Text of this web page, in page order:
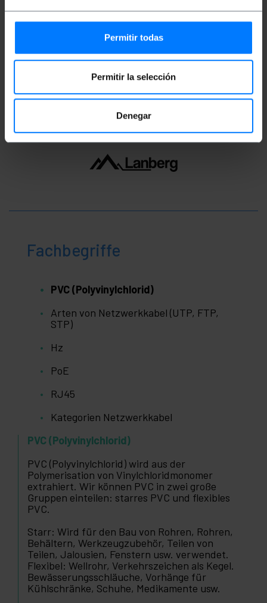
Permitir todas
Permitir la selección
Denegar
Gewicht: 91 g
Anzahl der Produkte: 1
Fachbegriffe
PVC (Polyvinylchlorid)
Arten von Netzwerkkabel (UTP, FTP,
STP)
Hz
PoE
RJ45
Kategorien Netzwerkkabel
PVC (Polyvinylchlorid)
PVC (Polyvinylchlorid) wird aus der
Polymerisation von Vinylchloridmonomer
extrahiert. Wir können PVC in zwei große
Gruppen einteilen: starres PVC und flexibles
PVC.
Starr: Wird für den Bau von Rohren, Rohren,
Behältern, Werkzeugzubehör, Teilen von
Teilen, Jalousien, Fenstern usw. verwendet.
Flexibel: Wellrohr, Verkehrszeichen als Kegel.
Bewässerungsschläuche, Vorhänge für
Kühlschränke, Schuhe, Medikamente usw.